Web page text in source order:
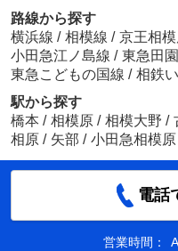
路線から探す
横浜線 / 相模線 / 京王相
小田急江ノ島線 / 東急田
東急こどもの国線 / 相鉄
駅から探す
橋本 / 相模原 / 相模大野 /
相原 / 矢部 / 小田急相模原
電話
営業時間：